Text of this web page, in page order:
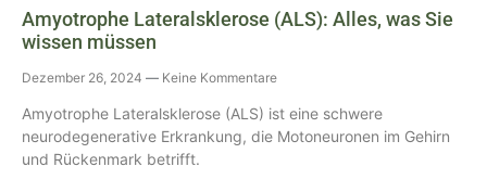
Amyotrophe Lateralsklerose (ALS): Alles, was Sie
wissen müssen
Dezember 26, 2024 Keine Kommentare
Amyotrophe Lateralsklerose (ALS) ist eine schwere
neurodegenerative Erkrankung, die Motoneuronen im Gehirn
und Rückenmark betrifft.